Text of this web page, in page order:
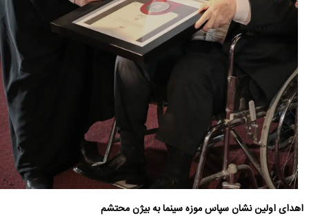
اهدای اولین نشان سپاس موزه سینما به بیژن محتشم